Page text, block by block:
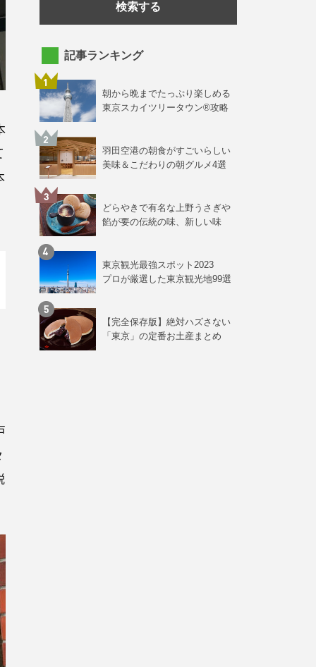
検索する
記事ランキング
朝から晩までたっぷり楽しめる
東京スカイツリータウン®攻略
羽田空港の朝食がすごいらしい
美味＆こだわりの朝グルメ4選
どらやきで有名な上野うさぎや
餡が要の伝統の味、新しい味
東京観光最強スポット2023
プロが厳選した東京観光地99選
【完全保存版】絶対ハズさない
「東京」の定番お土産まとめ